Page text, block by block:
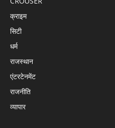
क्राइम
सिटी
धर्म
राजस्थान
एंटरटेनमेंट
राजनीति
व्यापार